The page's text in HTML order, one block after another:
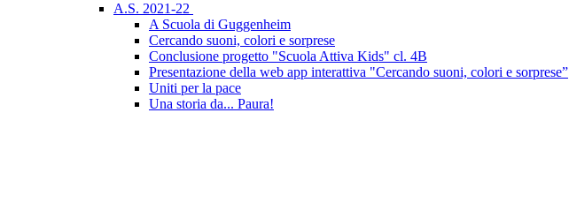
A.S. 2021-22
A Scuola di Guggenheim
Cercando suoni, colori e sorprese
Conclusione progetto "Scuola Attiva Kids" cl. 4B
Presentazione della web app interattiva "Cercando suoni, colori e sorprese”
Uniti per la pace
Una storia da... Paura!